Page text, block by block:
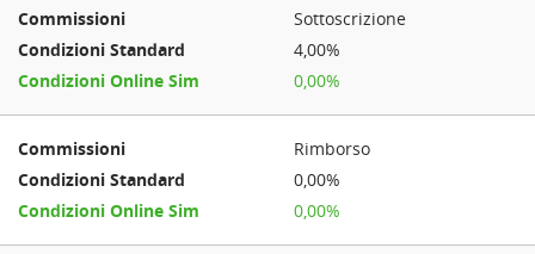
Sottoscrizione
4,00%
0,00%
Rimborso
0,00%
0,00%